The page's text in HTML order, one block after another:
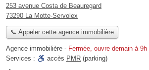
253 avenue Costa de Beauregard
73290 La Motte-Servolex
📞 Appeler cette agence immobilière
Agence immobilière - Fermée, ouvre demain à 9h
Services :
accès PMR (parking)